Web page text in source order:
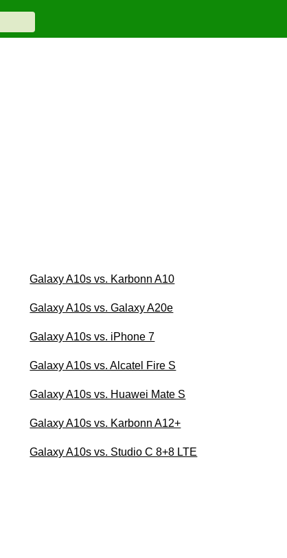
Galaxy A10s vs. Karbonn A10
Galaxy A10s vs. Galaxy A20e
Galaxy A10s vs. iPhone 7
Galaxy A10s vs. Alcatel Fire S
Galaxy A10s vs. Huawei Mate S
Galaxy A10s vs. Karbonn A12+
Galaxy A10s vs. Studio C 8+8 LTE